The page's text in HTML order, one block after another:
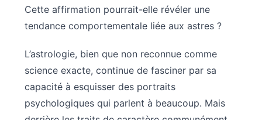
Cette affirmation pourrait-elle révéler une
tendance comportementale liée aux astres ?
L’astrologie, bien que non reconnue comme
science exacte, continue de fasciner par sa
capacité à esquisser des portraits
psychologiques qui parlent à beaucoup. Mais